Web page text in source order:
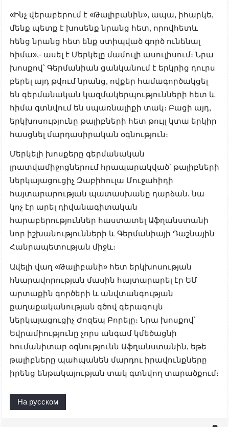
«Ինչ վերաբերում է «Թալիբանին», ապա, իհարկե,
մենք պետք է խոսենք նրանց հետ, որովհետև
հենց նրանց հետ ենք ստիպված գործ ունենալ
հիմա»,- ասել է Մերկելը մամուլի ասուլիսում։ Նրա
խոսքով՝ Գերմանիան ցանկանում է երկրից դուրս
բերել այդ թվում նրանց, ովքեր համագործակցել
են գերմանական կազմակերպությունների հետ և
հիմա գտնվում են սպառնալիքի տակ։ Բացի այդ,
երկխոսությունը թալիբների հետ թույլ կտա երկիր
հասցնել մարդասիրական օգնություն։
Մերկելի խոսքերը գերմանական
լրատվամիջոցներում հրապարակված՝ թալիբների
ներկայացուցիչ Զաբիհուլա Մուջահիդի
հայտարարության պատասխանը դարձան. նա
կոչ էր արել դիվանագիտական
հարաբերություններ հաստատել Աֆղանստանի
նոր իշխանությունների և Գերմանիայի Դաշնային
Հանրապետության միջև։
Ավելի վաղ «Թալիբանի» հետ երկխոսության
հնարավորության մասին հայտարարել էր ԵՄ
արտաքին գործերի և անվտանգության
քաղաքականության գծով գերագույն
ներկայացուցիչ Ժոզեպ Բորելը։ Նրա խոսքով՝
Եվրամիությունը չորս անգամ կմեծացնի
հումանիտար օգնությունն Աֆղանստանին, եթե
թալիբները պահպանեն մարդու իրավունքները
իրենց ենթակայության տակ գտնվող տարածքում։
На русском